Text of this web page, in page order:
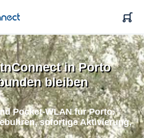
in Porto
bleiben
Pocket-WLAN fur Porto.
sofortige Aktivierung,